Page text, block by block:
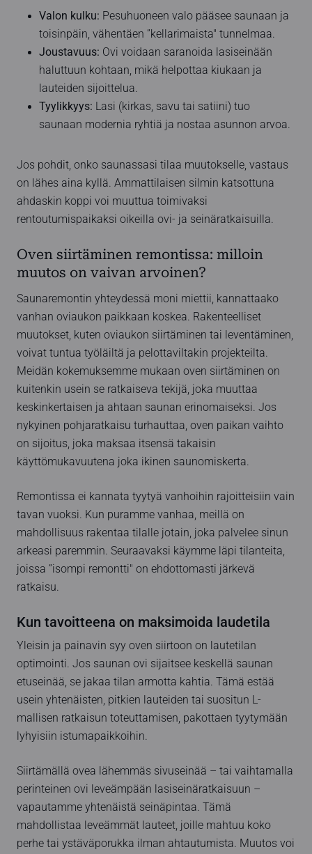
Valon kulku: Pesuhuoneen valo pääsee saunaan ja
toisinpäin, vähentäen ”kellarimaista" tunnelmaa.
Joustavuus: Ovi voidaan saranoida lasiseinään
haluttuun kohtaan, mikä helpottaa kiukaan ja
lauteiden sijoittelua.
Tyylikkyys: Lasi (kirkas, savu tai satiini) tuo
saunaan modernia ryhtiä ja nostaa asunnon arvoa.
Jos pohdit, onko saunassasi tilaa muutokselle, vastaus
on lähes aina kyllä. Ammattilaisen silmin katsottuna
ahdaskin koppi voi muuttua toimivaksi
rentoutumispaikaksi oikeilla ovi- ja seinäratkaisuilla.
Oven siirtäminen remontissa: milloin
muutos on vaivan arvoinen?
Saunaremontin yhteydessä moni miettii, kannattaako
vanhan oviaukon paikkaan koskea. Rakenteelliset
muutokset, kuten oviaukon siirtäminen tai leventäminen,
voivat tuntua työläiltä ja pelottaviltakin projekteilta.
Meidän kokemuksemme mukaan oven siirtäminen on
kuitenkin usein se ratkaiseva tekijä, joka muuttaa
keskinkertaisen ja ahtaan saunan erinomaiseksi. Jos
nykyinen pohjaratkaisu turhauttaa, oven paikan vaihto
on sijoitus, joka maksaa itsensä takaisin
käyttömukavuutena joka ikinen saunomiskerta.
Remontissa ei kannata tyytyä vanhoihin rajoitteisiin vain
tavan vuoksi. Kun puramme vanhaa, meillä on
mahdollisuus rakentaa tilalle jotain, joka palvelee sinun
arkeasi paremmin. Seuraavaksi käymme läpi tilanteita,
joissa ”isompi remontti" on ehdottomasti järkevä
ratkaisu.
Kun tavoitteena on maksimoida laudetila
Yleisin ja painavin syy oven siirtoon on lautetilan
optimointi. Jos saunan ovi sijaitsee keskellä saunan
etuseinää, se jakaa tilan armotta kahtia. Tämä estää
usein yhtenäisten, pitkien lauteiden tai suositun L-
mallisen ratkaisun toteuttamisen, pakottaen tyytymään
lyhyisiin istumapaikkoihin.
Siirtämällä ovea lähemmäs sivuseinää – tai vaihtamalla
perinteinen ovi leveämpään lasiseinäratkaisuun –
vapautamme yhtenäistä seinäpintaa. Tämä
mahdollistaa leveämmät lauteet, joille mahtuu koko
perhe tai ystäväporukka ilman ahtautumista. Muutos voi